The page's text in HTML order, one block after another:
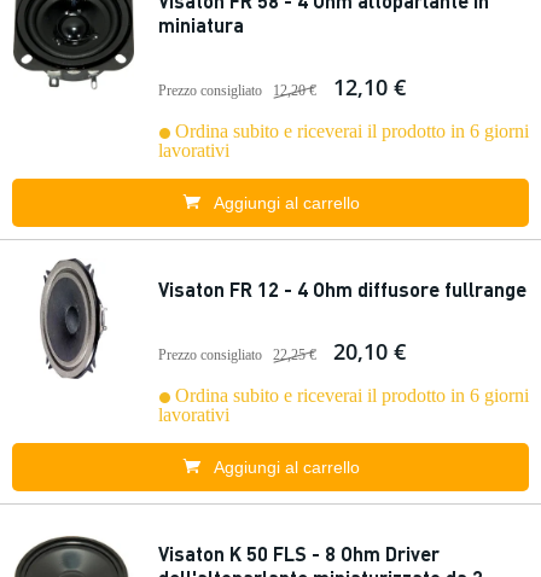
miniatura
Prezzo consigliato 12,20 € 12,10 €
Ordina subito e riceverai il prodotto in 6 giorni
lavorativi
Aggiungi al carrello
Visaton FR 12 - 4 Ohm diffusore fullrange
Prezzo consigliato 22,25 € 20,10 €
Ordina subito e riceverai il prodotto in 6 giorni
lavorativi
Aggiungi al carrello
Visaton K 50 FLS - 8 Ohm Driver